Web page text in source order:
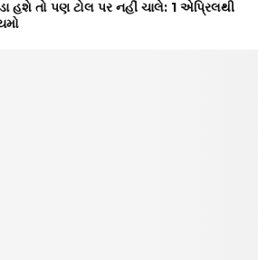
હશે તો પણ ટોલ પર નહીં ચાલે: 1 એપ્રિલથી